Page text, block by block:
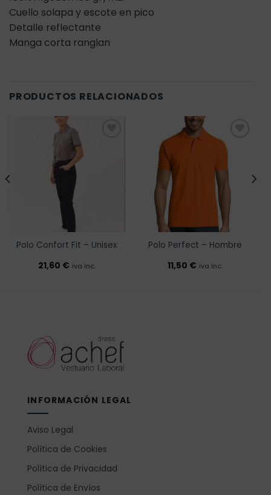
Cuello solapa y escote en pico
Detalle reflectante
Manga corta ranglan
PRODUCTOS RELACIONADOS
Polo Confort Fit – Unisex
21,60 € iva inc.
Añadir
deseos
Polo Perfect – Hombre
11,50 € iva inc.
INFORMACIÓN LEGAL
Aviso Legal
Política de Cookies
Política de Privacidad
Política de Envíos